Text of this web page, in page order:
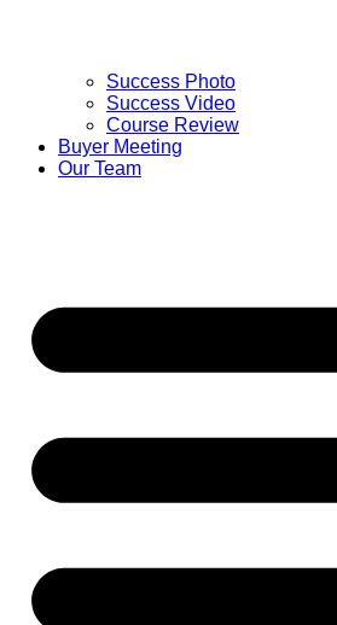
Success Photo
Success Video
Course Review
Buyer Meeting
Our Team